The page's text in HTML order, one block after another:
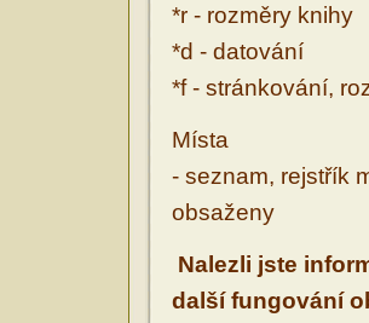
*r - rozměry knihy
*d - datování
*f - stránkování,
Místa
- seznam, rejstřík
obsaženy
Nalezli jste
další fungování